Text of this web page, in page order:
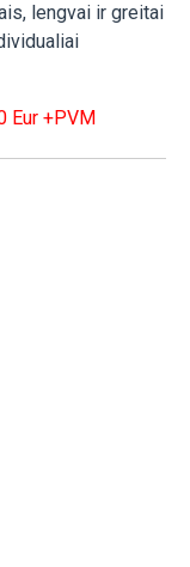
lengvai ir greitai
Eur +PVM